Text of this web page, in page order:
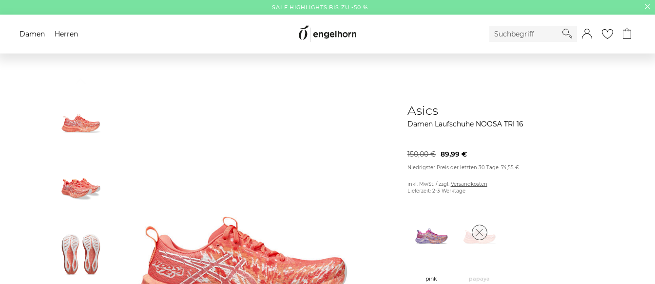
SALE HIGHLIGHTS BIS ZU -50 %
Damen Herren
Asics
Damen Laufschuhe NOOSA TRI 16
89,99 €
150,00 €
Niedrigster Preis der letzten 30 Tage:74,55 €
inkl. MwSt. / zzgl. Versandkosten
Lieferzeit: 2-3 Werktage
pink papaya